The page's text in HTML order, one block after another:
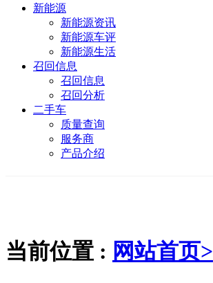
新能源
新能源资讯
新能源车评
新能源生活
召回信息
召回信息
召回分析
二手车
质量查询
服务商
产品介绍
当前位置 : 网站首页>